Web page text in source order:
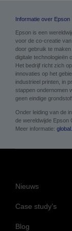
Informatie over Epson
Epson is een
voor de co-creatie
door gebruik te
digitale technologieën
Het bedrijf richt zich
innovaties op het
industrieel printen, in
stappen ondernomen
geen eindige
Onder leiding van de
de wereldwijde Epson
Meer informatie:
Nieuws
Case study’s
Blog